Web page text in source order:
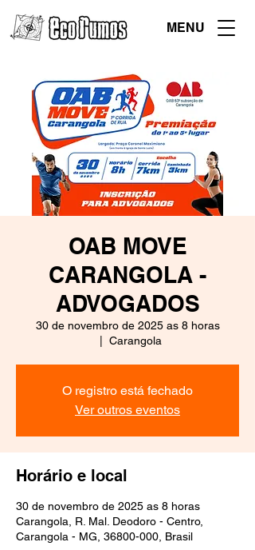
MENU
OAB MOVE
CARANGOLA -
ADVOGADOS
30 de novembro de 2025 as 8 horas
Carangola
O registro está fechado
Ver outros eventos
Horário e local
30 de novembro de 2025 as 8 horas
Carangola, R. Mal. Deodoro - Centro,
Carangola - MG, 36800-000, Brasil